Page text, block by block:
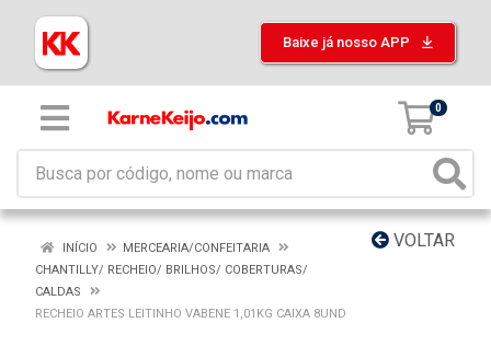
Baixe já nosso APP
0
VOLTAR
INÍCIO
MERCEARIA/CONFEITARIA
CHANTILLY/ RECHEIO/ BRILHOS/ COBERTURAS/
CALDAS
RECHEIO ARTES LEITINHO VABENE 1,01KG CAIXA 8UND